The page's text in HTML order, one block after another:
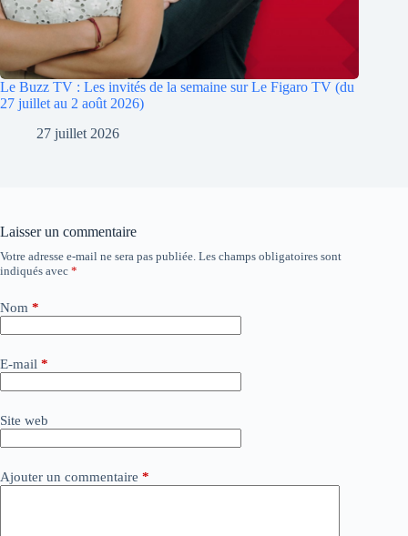
Le Buzz TV : Les invités de la semaine sur Le Figaro TV (du
27 juillet au 2 août 2026)
27 juillet 2026
Laisser un commentaire
Votre adresse e-mail ne sera pas publiée. Les champs obligatoires sont
indiqués avec *
Nom *
E-mail *
Site web
Ajouter un commentaire *
A
l
e
n
a
t
i
e